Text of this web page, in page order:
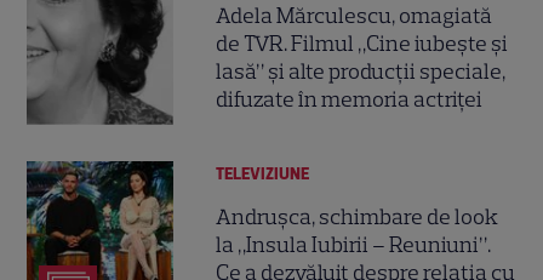
Adela Mărculescu, omagiată
de TVR. Filmul „Cine iubește și
lasă” și alte producții speciale,
difuzate în memoria actriței
TELEVIZIUNE
Andrușca, schimbare de look
la „Insula Iubirii – Reuniuni”.
Ce a dezvăluit despre relația cu